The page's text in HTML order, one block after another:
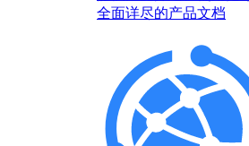
全面详尽的产品文档